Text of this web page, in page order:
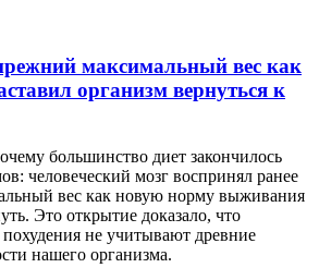
максимальный вес как
организм вернуться к
большинство диет закончилось
человеческий мозг воспринял ранее
вес как новую норму выживания
Это открытие доказало, что
не учитывают древние
нашего организма.